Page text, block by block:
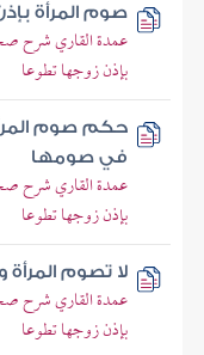
صوم المرأة
عمدة القاري شرح
بإذن زوجها تطوعا
حكم صوم
في صومها
عمدة القاري شرح
بإذن زوجها تطوعا
لا تصوم المرأة
عمدة القاري شرح
بإذن زوجها تطوعا